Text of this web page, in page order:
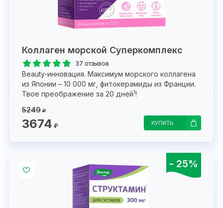
Коллаген морской Суперкомплекс
37 отзывов
Beauty-инновация. Максимум морского коллагена
из Японии – 10 000 мг, фитокерамиды из Франции.
Твое преображение за 20 дней1!
5249 ₽
3674 ₽ КУПИТЬ
- 25%